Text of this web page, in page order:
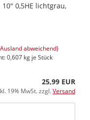
0,5HE lichtgrau,
abweichend)
0,607 kg je Stück
25,99 EUR
19% MwSt. zzgl.Versand